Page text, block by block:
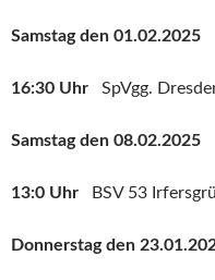
Samstag den 01.02.2025
16:30 Uhr SpVgg.
Samstag den 08.02.2025
13:0 Uhr BSV 53
Donnerstag den